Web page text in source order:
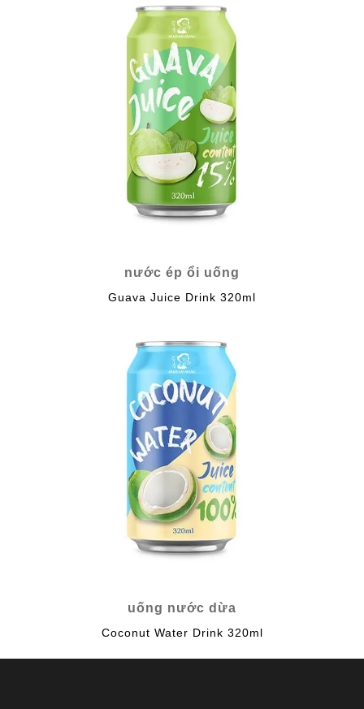
nước ép ổi uống
Guava Juice Drink 320ml
uống nước dừa
Coconut Water Drink 320ml